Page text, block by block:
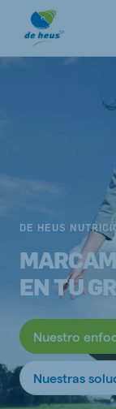
DE HEUS
EN TU
Nuestro
Nuestras